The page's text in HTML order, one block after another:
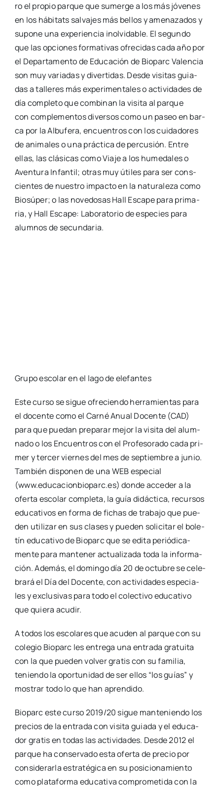
ro el pro­pio par­que que sumer­ge a los más jóve­nes
en los hábi­tats sal­va­jes más bellos y ame­na­za­dos y
supo­ne una expe­rien­cia inol­vi­da­ble. El segun­do
que las opcio­nes for­ma­ti­vas ofre­ci­das cada año por
el Depar­ta­men­to de Edu­ca­ción de Bio­parc Valen­cia
son muy varia­das y diver­ti­das. Des­de visi­tas guia­
das a talle­res más expe­ri­men­ta­les o acti­vi­da­des de
día com­ple­to que com­bi­nan la visi­ta al par­que
con com­ple­men­tos diver­sos como un paseo en bar­
ca por la Albu­fe­ra, encuen­tros con los cui­da­do­res
de ani­ma­les o una prác­ti­ca de per­cu­sión. Entre
ellas, las clá­si­cas como Via­je a los hume­da­les o
Aven­tu­ra Infan­til; otras muy úti­les para ser cons­
cien­tes de nues­tro impac­to en la natu­ra­le­za como
Bio­sú­per; o las nove­do­sas Hall Esca­pe para pri­ma­
ria, y Hall Esca­pe: Labo­ra­to­rio de espe­cies para
alum­nos de secun­da­ria.
Gru­po esco­lar en el lago de ele­fan­tes
Este cur­so se sigue ofre­cien­do herra­mien­tas para
el docen­te como el Car­né Anual Docen­te (CAD)
para que pue­dan pre­pa­rar mejor la visi­ta del alum­
na­do o los Encuen­tros con el Pro­fe­so­ra­do cada pri­
mer y ter­cer vier­nes del mes de sep­tiem­bre a junio.
Tam­bién dis­po­nen de una WEB espe­cial
(www.educacionbioparc.es) don­de acce­der a la
ofer­ta esco­lar com­ple­ta, la guía didác­ti­ca, recur­sos
edu­ca­ti­vos en for­ma de fichas de tra­ba­jo que pue­
den uti­li­zar en sus cla­ses y pue­den soli­ci­tar el bole­
tín edu­ca­ti­vo de Bio­parc que se edi­ta perió­di­ca­
men­te para man­te­ner actua­li­za­da toda la infor­ma­
ción. Ade­más, el domin­go día 20 de octu­bre se cele­
bra­rá el Día del Docen­te, con acti­vi­da­des espe­cia­
les y exclu­si­vas para todo el colec­ti­vo edu­ca­ti­vo
que quie­ra acu­dir.
A todos los esco­la­res que acu­den al par­que con su
cole­gio Bio­parc les entre­ga una entra­da gra­tui­ta
con la que pue­den vol­ver gra­tis con su fami­lia,
tenien­do la opor­tu­ni­dad de ser ellos “los guías” y
mos­trar todo lo que han apren­di­do.
Bio­parc este cur­so 2019/20 sigue man­te­nien­do los
pre­cios de la entra­da con visi­ta guia­da y el edu­ca­
dor gra­tis en todas las acti­vi­da­des. Des­de 2012 el
par­que ha con­ser­va­do esta ofer­ta de pre­cio por
con­si­de­rar­la estra­té­gi­ca en su posi­cio­na­mien­to
como pla­ta­for­ma edu­ca­ti­va com­pro­me­ti­da con la